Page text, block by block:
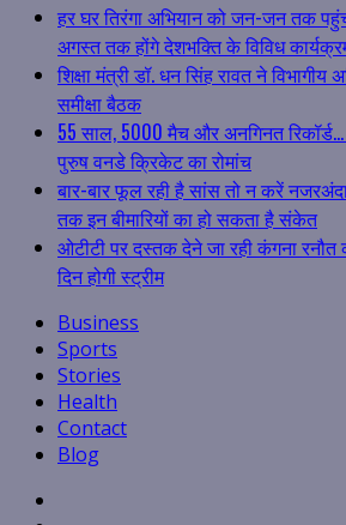
हर घर तिरंगा अभियान को जन-जन तक
अगस्त तक होंगे देशभक्ति के विविध
शिक्षा मंत्री डॉ. धन सिंह रावत ने
समीक्षा बैठक
55 साल, 5000 मैच और अनगिनत
पुरुष वनडे क्रिकेट का रोमांच
बार-बार फूल रही है सांस तो न करें
तक इन बीमारियों का हो सकता है संकेत
ओटीटी पर दस्तक देने जा रही कंगना रनौत
दिन होगी स्ट्रीम
Business
Sports
Stories
Health
Contact
Blog